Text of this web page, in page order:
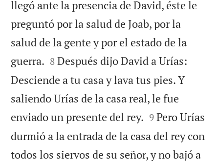
llegó ante la presencia de David, éste le
preguntó por la salud de Joab, por la
salud de la gente y por el estado de la
guerra. 

8 Después dijo David a Urías:
Desciende a tu casa y lava tus pies. Y
saliendo Urías de la casa real, le fue
enviado un presente del rey. 

9 Pero Urías
durmió a la entrada de la casa del rey con
todos los siervos de su señor, y no bajó a